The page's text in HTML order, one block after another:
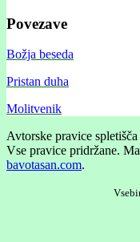
Povezave
Božja beseda
Pristan duha
Molitvenik
Avtorske pravice
Vse pravice pridržane.
bavotasan.com.